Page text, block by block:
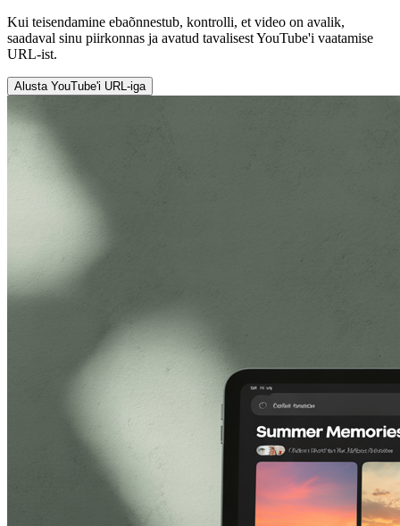
Kui teisendamine ebaõnnestub, kontrolli, et video on avalik,
saadaval sinu piirkonnas ja avatud tavalisest YouTube'i vaatamise
URL-ist.
Alusta YouTube'i URL-iga